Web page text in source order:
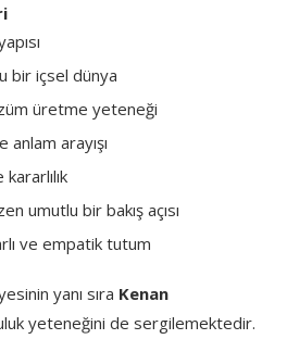
bir içsel dünya
üretme yeteneği
arayışı
umutlu bir bakış açısı
ve empatik tutum
yanı sıra Kenan
yeteneğini de sergilemektedir.